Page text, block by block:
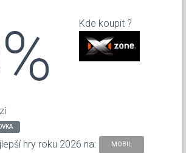
Kde koupit ?
hry roku 2026 na: MOBIL